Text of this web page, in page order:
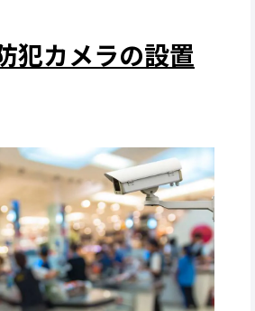
犯カメラの設置